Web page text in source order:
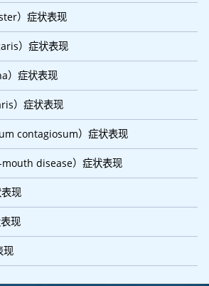
）症状表现
）症状表现
）症状表现
）症状表现
contagiosum）症状表现
disease）症状表现
现
现
现